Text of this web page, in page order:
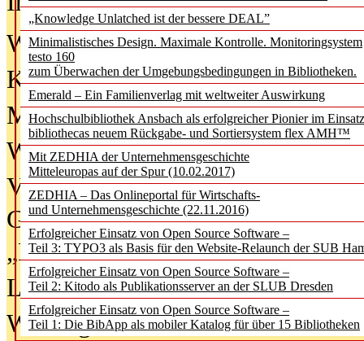
„Knowledge Unlatched ist der bessere DEAL”
Minimalistisches Design. Maximale Kontrolle. Monitoringsystem
testo 160
zum Überwachen der Umgebungsbedingungen in Bibliotheken.
Emerald – Ein Familienverlag mit weltweiter Auswirkung
Hochschulbibliothek Ansbach als erfolgreicher Pionier im
bibliothecas neuem Rückgabe- und Sortiersystem flex AMH™
Mit ZEDHIA der Unternehmensgeschichte
Mitteleuropas auf der Spur (10.02.2017)
ZEDHIA – Das Onlineportal für Wirtschafts-
und Unternehmensgeschichte (22.11.2016)
Erfolgreicher Einsatz von Open Source Software –
Teil 3: TYPO3 als Basis für den Website-Relaunch der SUB
Erfolgreicher Einsatz von Open Source Software –
Teil 2: Kitodo als Publikationsserver an der SLUB Dresden
Erfolgreicher Einsatz von Open Source Software –
Teil 1: Die BibApp als mobiler Katalog für über 15 Bibliotheken
Was Hochschul­bibliotheken von
Kinder in der digitalen Welt
Metadaten als Infrastruktur
Wenn Bots katalogisieren
Von Abschlusskleidern bis
Geisterjagd-Ausrüstung in der
„Library of Things“ unterwegs
Lesen als Infrastrukturaufgabe
Wie Jugendliche Social Media